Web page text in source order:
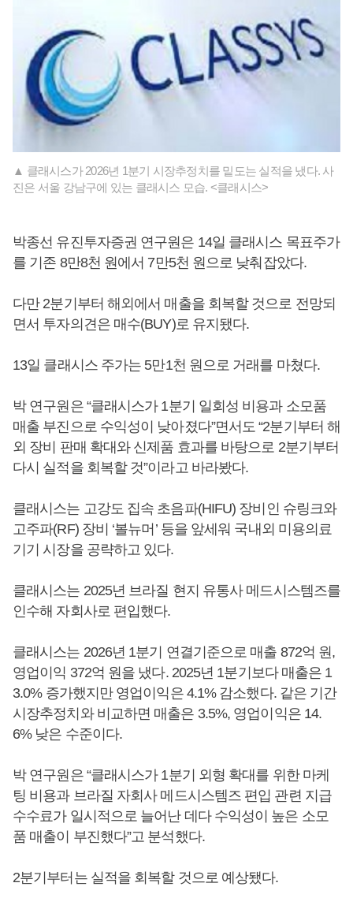
▲ 클래시스가 2026년 1분기 시장추정치를 밑도는 실적을 냈다. 사
진은 서울 강남구에 있는 클래시스 모습. <클래시스>
박종선 유진투자증권 연구원은 14일 클래시스 목표주가
를 기존 8만8천 원에서 7만5천 원으로 낮춰잡았다.
다만 2분기부터 해외에서 매출을 회복할 것으로 전망되
면서 투자의견은 매수(BUY)로 유지됐다.
13일 클래시스 주가는 5만1천 원으로 거래를 마쳤다.
박 연구원은 “클래시스가 1분기 일회성 비용과 소모품
매출 부진으로 수익성이 낮아졌다”면서도 “2분기부터 해
외 장비 판매 확대와 신제품 효과를 바탕으로 2분기부터
다시 실적을 회복할 것”이라고 바라봤다.
클래시스는 고강도 집속 초음파(HIFU) 장비인 슈링크와
고주파(RF) 장비 ‘볼뉴머’ 등을 앞세워 국내외 미용의료
기기 시장을 공략하고 있다.
클래시스는 2025년 브라질 현지 유통사 메드시스템즈를
인수해 자회사로 편입했다.
클래시스는 2026년 1분기 연결기준으로 매출 872억 원,
영업이익 372억 원을 냈다. 2025년 1분기보다 매출은 1
3.0% 증가했지만 영업이익은 4.1% 감소했다. 같은 기간
시장추정치와 비교하면 매출은 3.5%, 영업이익은 14.
6% 낮은 수준이다.
박 연구원은 “클래시스가 1분기 외형 확대를 위한 마케
팅 비용과 브라질 자회사 메드시스템즈 편입 관련 지급
수수료가 일시적으로 늘어난 데다 수익성이 높은 소모
품 매출이 부진했다”고 분석했다.
2분기부터는 실적을 회복할 것으로 예상됐다.